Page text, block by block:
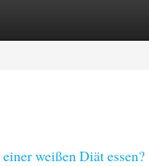
Site Listings
weißen Diät essen?